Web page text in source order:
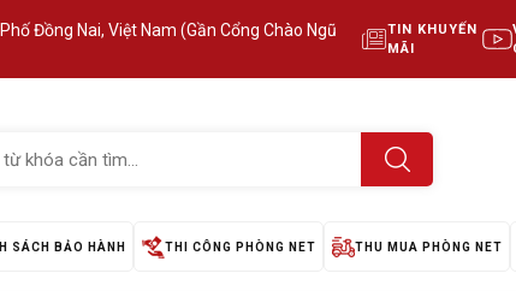
Đồng Nai, Việt Nam (Gần Cổng Chào Ngũ
TIN KHUYẾN
MÃI
SÁCH BẢO HÀNH THI CÔNG PHÒNG NET THU MUA PHÒNG NET